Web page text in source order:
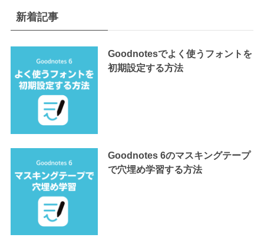
新着記事
Goodnotesでよく使うフォントを
初期設定する方法
Goodnotes 6のマスキングテープ
で穴埋め学習する方法